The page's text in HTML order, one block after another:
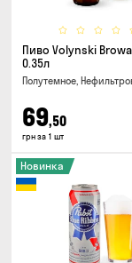
Пиво Volynski
0.35л
Полутемное,
69,50
грн за 1 шт
Новинка